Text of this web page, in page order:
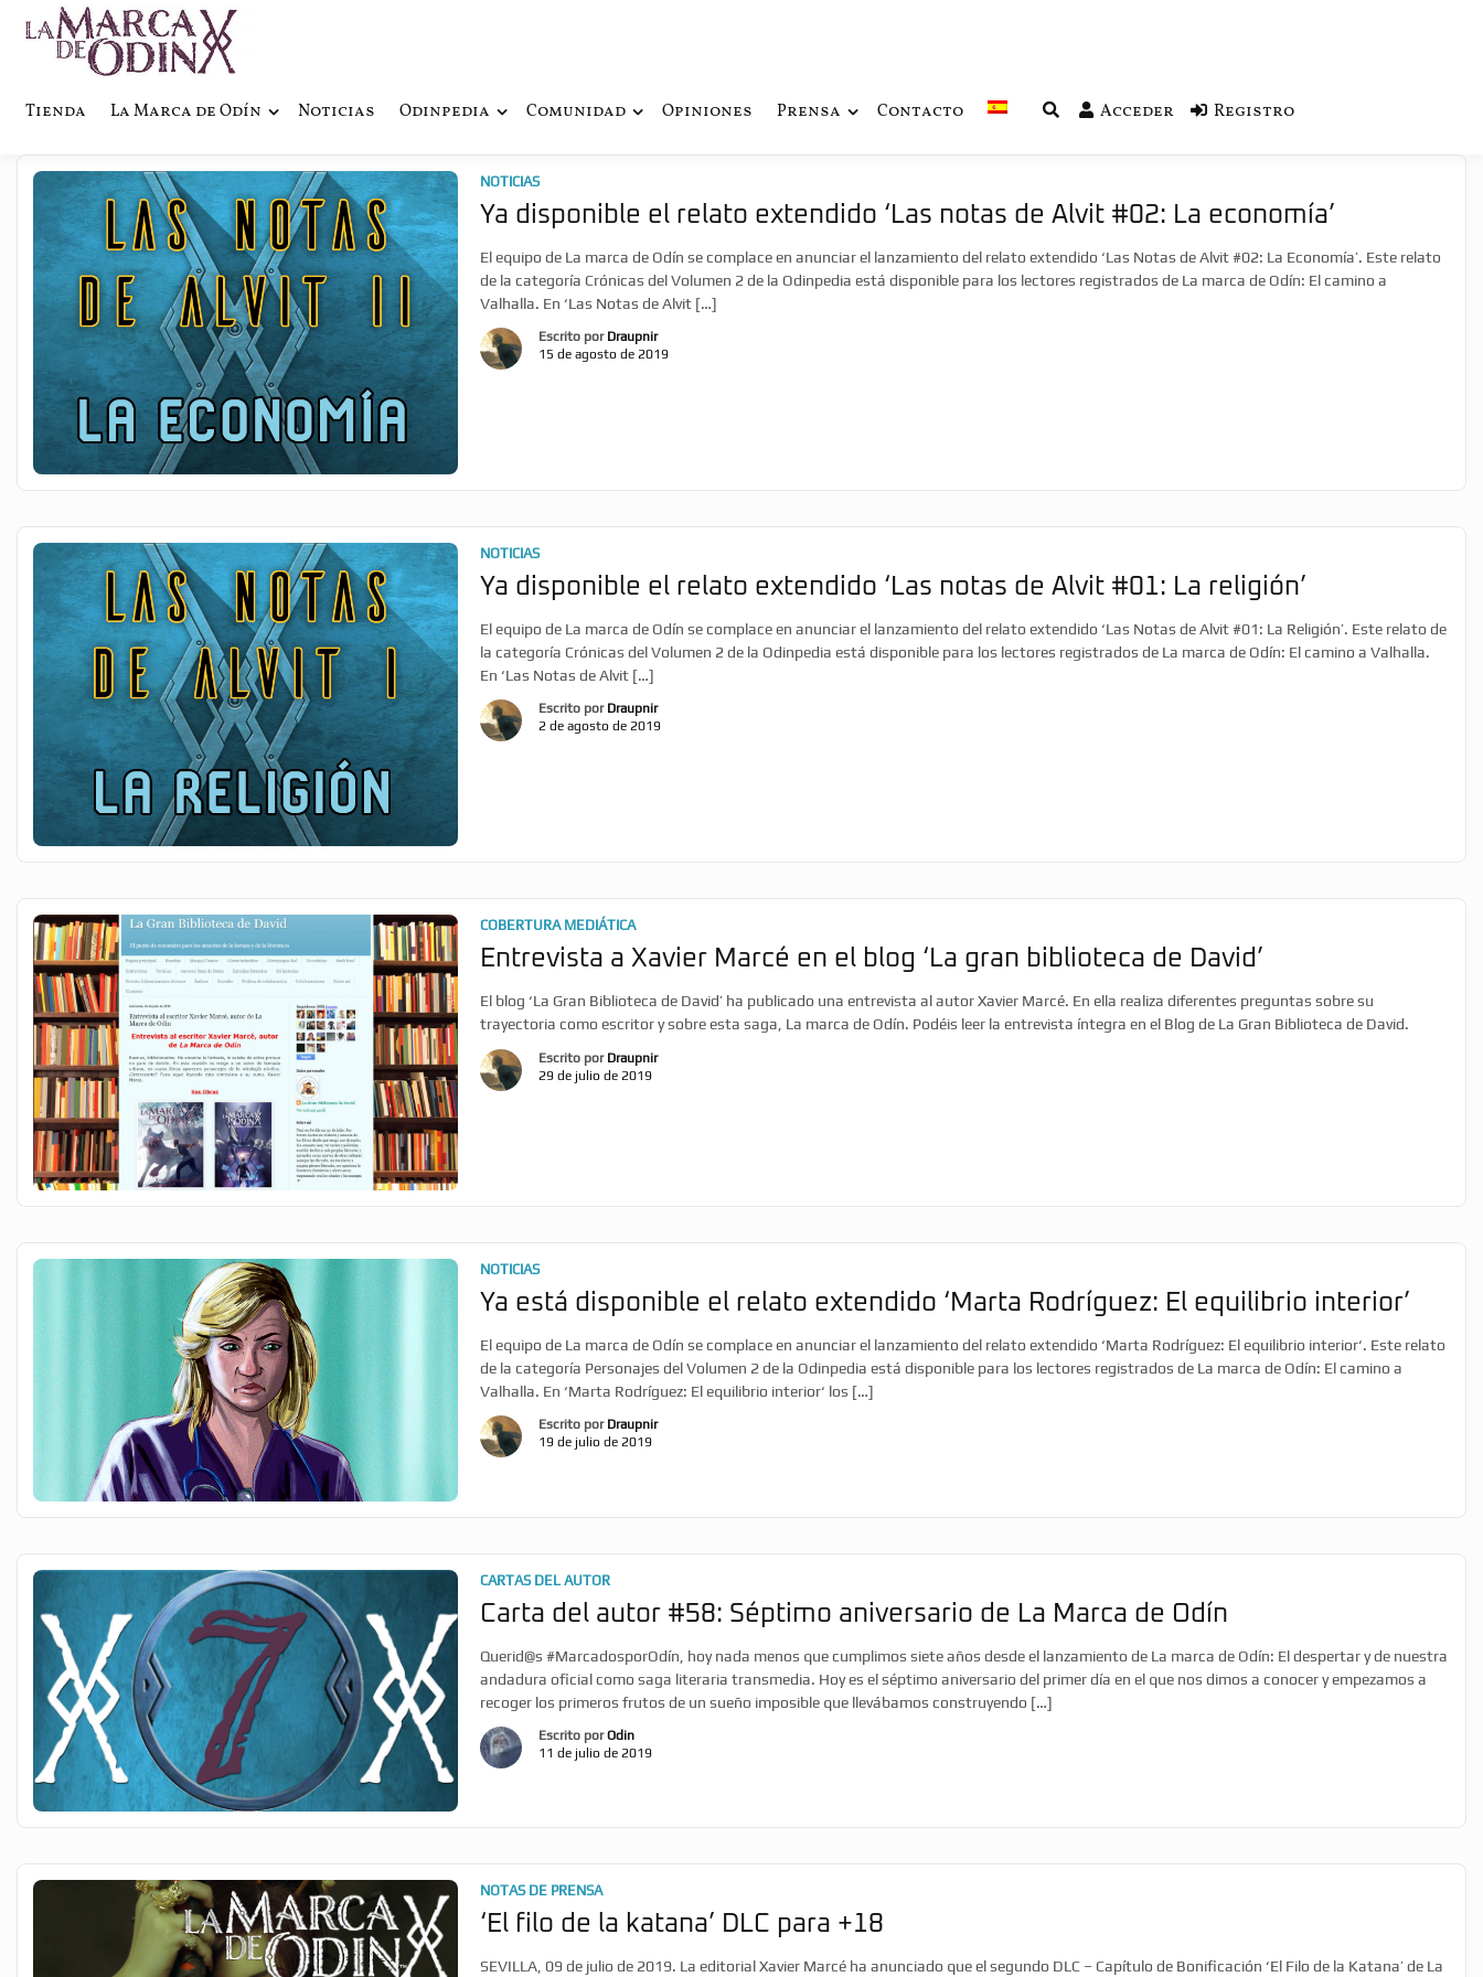
Tienda La Marca de Odín Noticias Odinpedia Comunidad Opiniones Prensa Contacto Acceder Registro
NOTICIAS
Ya disponible el relato extendido ‘Las notas de Alvit #02: La economía’
El equipo de La marca de Odín se complace en anunciar el lanzamiento del relato extendido ‘Las Notas de Alvit #02: La Economía’. Este relato
de la categoría Crónicas del Volumen 2 de la Odinpedia está disponible para los lectores registrados de La marca de Odín: El camino a
Valhalla. En ‘Las Notas de Alvit […]
Escrito por Draupnir
15 de agosto de 2019
NOTICIAS
Ya disponible el relato extendido ‘Las notas de Alvit #01: La religión’
El equipo de La marca de Odín se complace en anunciar el lanzamiento del relato extendido ‘Las Notas de Alvit #01: La Religión’. Este relato de
la categoría Crónicas del Volumen 2 de la Odinpedia está disponible para los lectores registrados de La marca de Odín: El camino a Valhalla.
En ‘Las Notas de Alvit […]
Escrito por Draupnir
2 de agosto de 2019
COBERTURA MEDIÁTICA
Entrevista a Xavier Marcé en el blog ‘La gran biblioteca de David’
El blog ‘La Gran Biblioteca de David’ ha publicado una entrevista al autor Xavier Marcé. En ella realiza diferentes preguntas sobre su
trayectoria como escritor y sobre esta saga, La marca de Odín. Podéis leer la entrevista íntegra en el Blog de La Gran Biblioteca de David.
Escrito por Draupnir
29 de julio de 2019
NOTICIAS
Ya está disponible el relato extendido ‘Marta Rodríguez: El equilibrio interior’
El equipo de La marca de Odín se complace en anunciar el lanzamiento del relato extendido ‘Marta Rodríguez: El equilibrio interior‘. Este relato
de la categoría Personajes del Volumen 2 de la Odinpedia está disponible para los lectores registrados de La marca de Odín: El camino a
Valhalla. En ‘Marta Rodríguez: El equilibrio interior‘ los […]
Escrito por Draupnir
19 de julio de 2019
CARTAS DEL AUTOR
Carta del autor #58: Séptimo aniversario de La Marca de Odín
Querid@s #MarcadosporOdín, hoy nada menos que cumplimos siete años desde el lanzamiento de La marca de Odín: El despertar y de nuestra
andadura oficial como saga literaria transmedia. Hoy es el séptimo aniversario del primer día en el que nos dimos a conocer y empezamos a
recoger los primeros frutos de un sueño imposible que llevábamos construyendo […]
Escrito porOdin
11 de julio de 2019
NOTAS DE PRENSA
‘El filo de la katana’ DLC para +18
SEVILLA, 09 de julio de 2019. La editorial Xavier Marcé ha anunciado que el segundo DLC – Capítulo de Bonificación ‘El Filo de la Katana’ de La